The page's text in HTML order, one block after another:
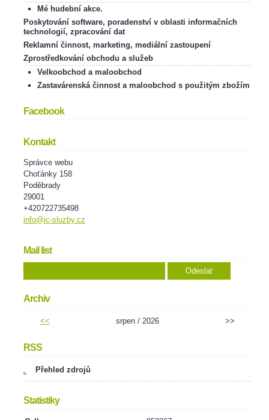
Mé hudební akce.
Poskytování software, poradenství v oblasti informačních
technologií, zpracování dat
Reklamní činnost, marketing, mediální zastoupení
Zprostředkování obchodu a služeb
Velkoobchod a maloobchod
Zastavárenská činnost a maloobchod s použitým zbožím
Facebook
Kontakt
Správce webu
Choťánky 158
Poděbrady
29001
+420722735498
info@jc-sluzby.cz
Mail list
Archiv
<< srpen / 2026 >>
RSS
Přehled zdrojů
Statistiky